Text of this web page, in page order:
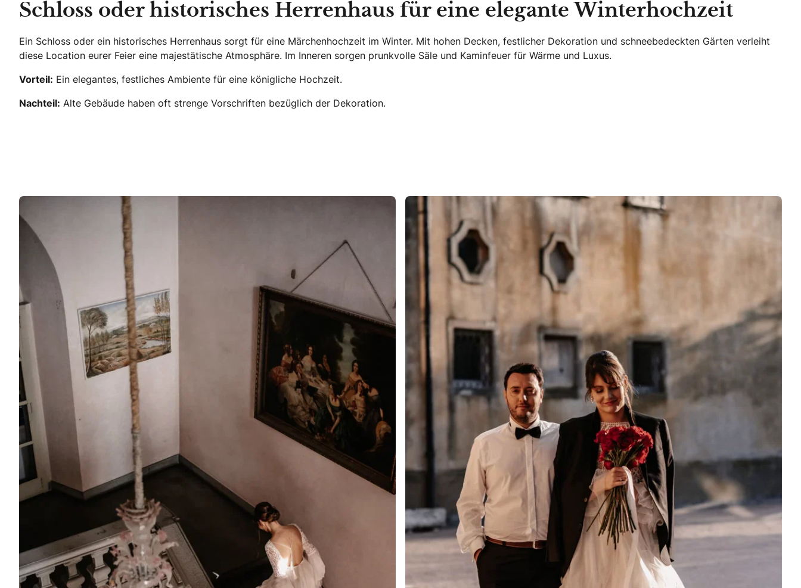
Schloss oder historisches Herrenhaus für eine elegante Winterhochzeit
Ein Schloss oder ein historisches Herrenhaus sorgt für eine Märchenhochzeit im Winter. Mit hohen Decken, festlicher Dekoration und schneebedeckten Gärten verleiht
diese Location eurer Feier eine majestätische Atmosphäre. Im Inneren sorgen prunkvolle Säle und Kaminfeuer für Wärme und Luxus.
Vorteil: Ein elegantes, festliches Ambiente für eine königliche Hochzeit.
Nachteil: Alte Gebäude haben oft strenge Vorschriften bezüglich der Dekoration.